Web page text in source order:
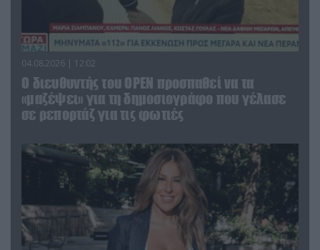
04.08.2026 | 12:02
O διευθυντής του OPEN προσπαθεί να τα
«μαζέψει» για τη δημοσιογράφο που γέλασε
σε ρεπορτάζ για τις φωτιές